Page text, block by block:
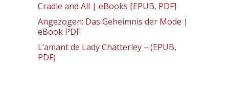
Cradle and All | eBooks [EPUB, PDF]
Angezogen: Das Geheimnis der Mode |
eBook PDF
L’amant de Lady Chatterley – (EPUB,
PDF)